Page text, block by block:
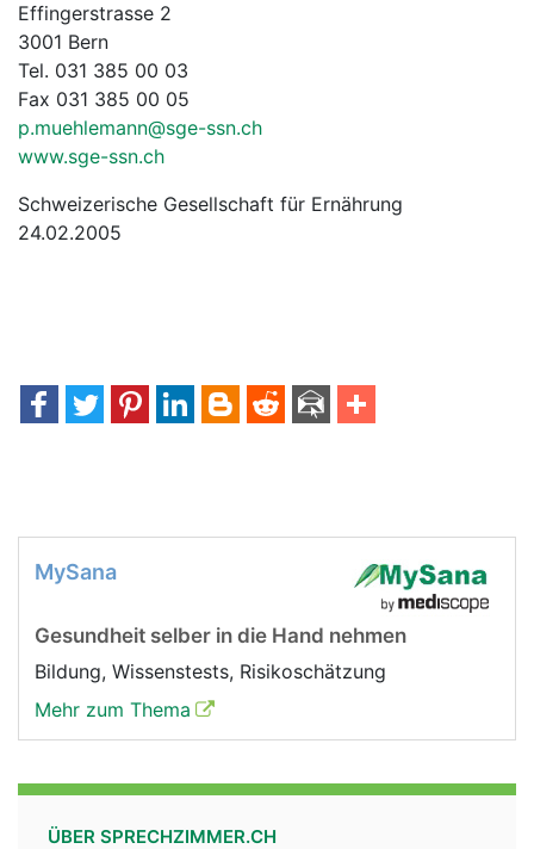
Effingerstrasse 2
3001 Bern
Tel. 031 385 00 03
Fax 031 385 00 05
p.muehlemann@sge-ssn.ch
www.sge-ssn.ch
Schweizerische Gesellschaft für Ernährung
24.02.2005
MySana
Gesundheit selber in die Hand nehmen
Bildung, Wissenstests, Risikoschätzung
Mehr zum Thema
ÜBER SPRECHZIMMER.CH